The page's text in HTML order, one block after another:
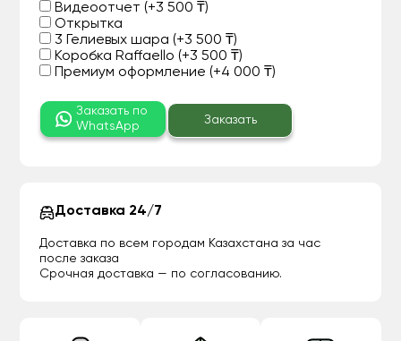
Видеоотчет (+3 500 ₸)
Открытка
3 Гелиевых шара (+3 500 ₸)
Коробка Raffaello (+3 500 ₸)
Премиум оформление (+4 000 ₸)
Заказать по
WhatsApp
Заказать
Доставка 24/7
Доставка по всем городам Казахстана за час
после заказа
Срочная доставка — по согласованию.